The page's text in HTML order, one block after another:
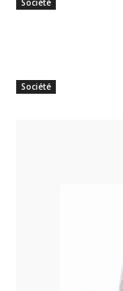
Société
Société